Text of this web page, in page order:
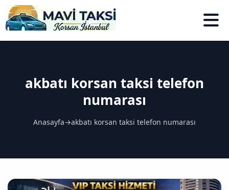
akbatı korsan taksi telefon
numarası
Anasayfa→akbatı korsan taksi telefon numarası